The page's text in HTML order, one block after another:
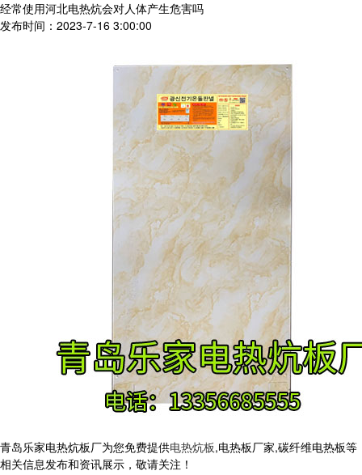
经常使用河北电热炕会对人体产生危害吗
发布时间：2023-7-16 3:00:00
青岛乐家电热炕板厂为您免费提供电热炕板,电热板厂家,碳纤维电热板等
相关信息发布和资讯展示，敬请关注！